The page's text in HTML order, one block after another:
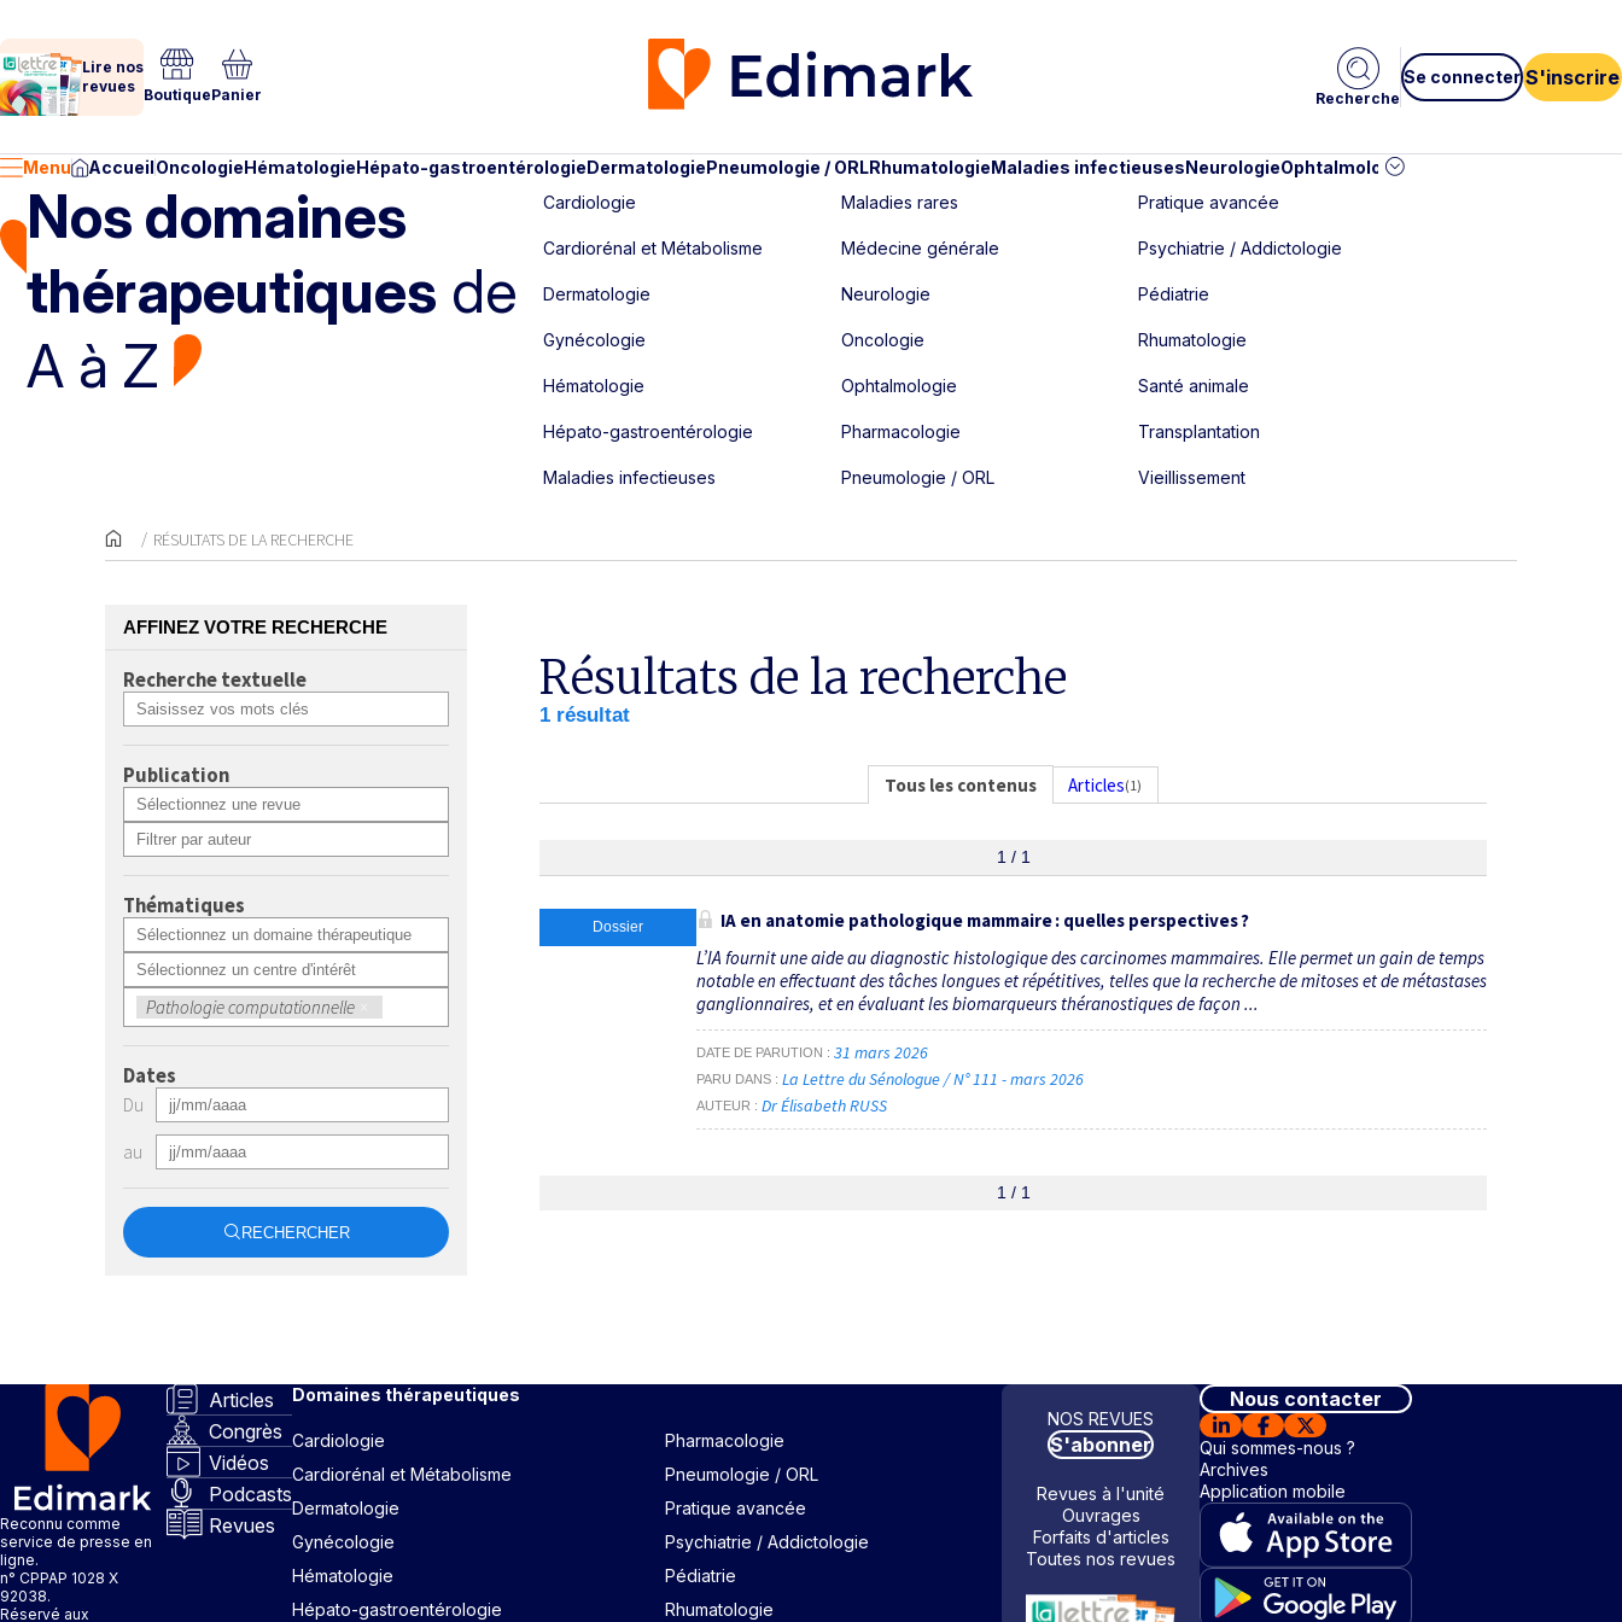
Lire nos
revues BoutiquePanier Recherche
Se connecter S'inscrire
Menu AccueilOncologieHématologieHépato-gastroentérologieDermatologiePneumologie / ORLRhumatologieMaladies infectieusesNeurologieOphtalmologie
Nos domaines
thérapeutiques de
A à Z
Cardiologie
Cardiorénal et Métabolisme
Dermatologie
Gynécologie
Hématologie
Hépato-gastroentérologie
Maladies infectieuses
Maladies rares
Médecine générale
Neurologie
Oncologie
Ophtalmologie
Pharmacologie
Pneumologie / ORL
Pratique avancée
Psychiatrie / Addictologie
Pédiatrie
Rhumatologie
Santé animale
Transplantation
Vieillissement
RÉSULTATS DE LA RECHERCHE
AFFINEZ VOTRE RECHERCHE
Recherche textuelle
Publication
Thématiques
Pathologie computationnelle ×
Dates
Du
au
RECHERCHER
Résultats de la recherche
1 résultat
Tous les contenus Articles(1)
1 / 1
Dossier
IA en anatomie pathologique mammaire : quelles perspectives ?
L’IA fournit une aide au diagnostic histo­logique des carcinomes mammaires. Elle permet un gain de temps
notable en effectuant des tâches longues et répétitives, telles que la recherche de mitoses et de métastases
ganglionnaires, et en évaluant les bio­marqueurs théranostiques de façon ...
DATE DE PARUTION 31 mars 2026
PARU DANS La Lettre du Sénologue / N° 111 - mars 2026
AUTEUR Dr Élisabeth RUSS
1 / 1
Reconnu comme
service de presse en
ligne.
n° CPPAP 1028 X
92038.
Réservé aux
Articles
Congrès
Vidéos
Podcasts
Revues
Domaines thérapeutiques
Cardiologie
Cardiorénal et Métabolisme
Dermatologie
Gynécologie
Hématologie
Hépato-gastroentérologie
Pharmacologie
Pneumologie / ORL
Pratique avancée
Psychiatrie / Addictologie
Pédiatrie
Rhumatologie
NOS REVUES
S'abonner
Revues à l'unité
Ouvrages
Forfaits d'articles
Toutes nos revues
Nous contacter
Qui sommes-nous ?
Archives
Application mobile